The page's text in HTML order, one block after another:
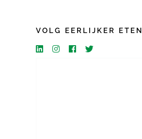
VOLG EERLIJKER ETEN